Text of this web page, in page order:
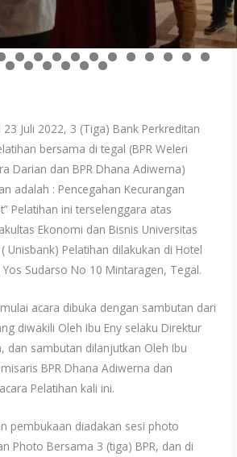
0 1 2 3 4 5 6 7
8 9 0 1 2
3
Juli 2022, 3 (Tiga) Bank Perkreditan
bersama di tegal (BPR Weleri
Darian dan BPR Dhana Adiwerna)
adalah : Pencegahan Kecurangan
Pelatihan ini terselenggara atas
Ekonomi dan Bisnis Universitas
Unisbank) Pelatihan dilakukan di Hotel
Sudarso No 10 Mintaragen, Tegal.
acara dibuka dengan sambutan dari
diwakili Oleh Ibu Eny selaku Direktur
dan sambutan dilanjutkan Oleh Ibu
BPR Dhana Adiwerna dan
Pelatihan kali ini.
pembukaan diadakan sesi photo
Photo Bersama 3 (tiga) BPR, dan di